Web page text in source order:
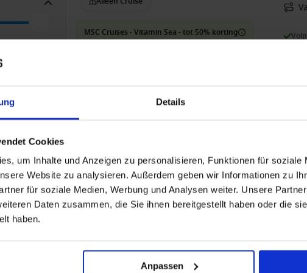
Details
Cookies
um Inhalte und Anzeigen zu personalisieren, Funktionen für soziale
Website zu analysieren. Außerdem geben wir Informationen zu
für soziale Medien, Werbung und Analysen weiter. Unsere
Daten zusammen, die Sie ihnen bereitgestellt haben oder die
haben.
Anpassen
4
MSC Cruises - Vitamin Sea - tot 50% korting
Engeland vanaf Rotterdam, Nederland met de
Alleen Cruise
MSC Cruises - Vitamin Sea - tot 50% korting